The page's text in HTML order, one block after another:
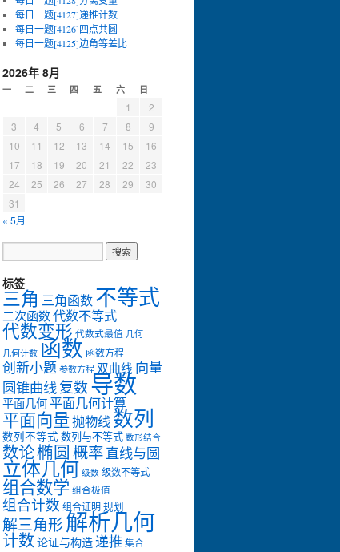
534,
每日一题[4127]递推计数
每日一题[4126]四点共圆
每日一题[4125]边角等差比
2026年 8月
一 二 三 四 五 六 日
1
2
3
4 5 6 7 8
9
10
11 12 13 14 15
16
17
18 19 20 21 22
23
24
25 26 27 28 29
30
31
« 5月
标签
三角 三角函数不等式
二次函数代数不等式
代数变形 代数式最值 几何
几何计数 函数 函数方程
创新小题 参数方程 双曲线 向量
圆锥曲线复数导数
平面几何平面几何计算
平面向量抛物线数列
数列不等式 数列与不等式 数形结合
数论椭圆 概率直线与圆
立体几何 级数 级数不等式
组合数学 组合极值
组合计数 组合证明规划
解三角形解析几何
计数 论证与构造递推 集合